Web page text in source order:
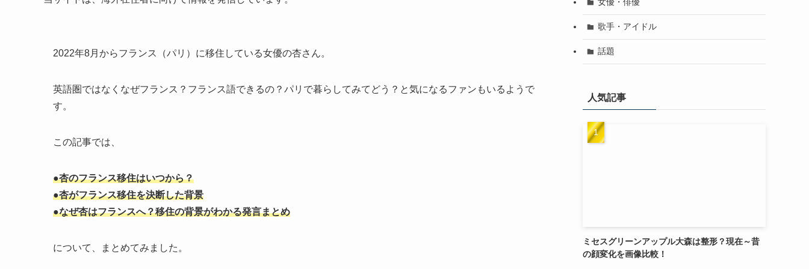
2022年8月からフランス（パリ）に移住している女優の杏さん。
英語圏ではなくなぜフランス？フランス語できるの？パリで暮らしてみてどう？と気になるファンもいるようで
す。
この記事では、
●杏のフランス移住はいつから？
●杏がフランス移住を決断した背景
●なぜ杏はフランスへ？移住の背景がわかる発言まとめ
について、まとめてみました。
歌手・アイドル
話題
人気記事
ミセスグリーンアップル大森は整形？現在～昔
の顔変化を画像比較！